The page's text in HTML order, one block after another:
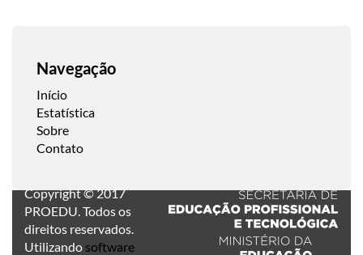
Navegação
Início
Estatística
Sobre
Contato
Copyright © 2017
PROEDU. Todos os
direitos reservados.
Utilizando software